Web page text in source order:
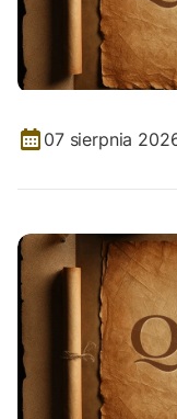
07 sierpnia